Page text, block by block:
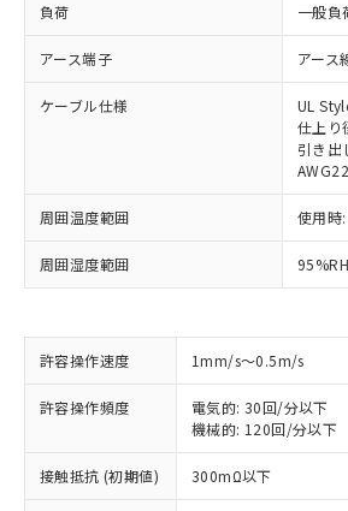
負荷 一般負
アース端子 アース
ケーブル仕様
UL
仕上り
引き出
AWG22
周囲温度範囲 使用時
周囲湿度範囲
許容操作速度 1mm/s～0.5m/s
許容操作頻度
電気的: 30回/分以下
機械的: 120回/分以下
接触抵抗 (初期値) 300mΩ以下
※1 対応状況